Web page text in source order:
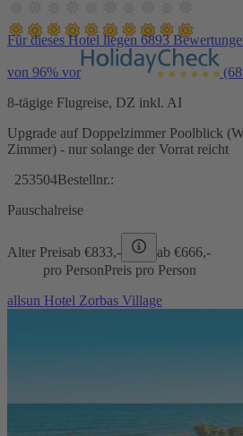
Für dieses Hotel liegen 6893
von 96% vor
8-tägige Flugreise, DZ inkl. AI
Upgrade auf Doppelzimmer Poolblick
Zimmer) - nur solange der Vorrat reicht
253504Bestellnr.:
Pauschalreise
Alter Preisab €833,- ab €666,-
pro PersonPreis pro Person
allsun Hotel Zorbas Village